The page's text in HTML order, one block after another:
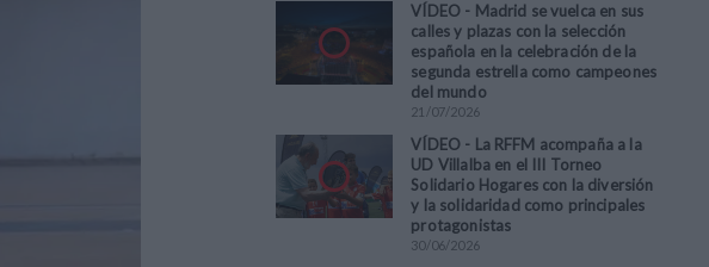
VÍDEO - Madrid se vuelca en sus
calles y plazas con la selección
española en la celebración de la
segunda estrella como campeones
del mundo
21 /07/2026
VÍDEO - La RFFM acompaña a la
UD Villalba en el III Torneo
Solidario Hogares con la diversión
y la solidaridad como principales
protagonistas
30/06/2026